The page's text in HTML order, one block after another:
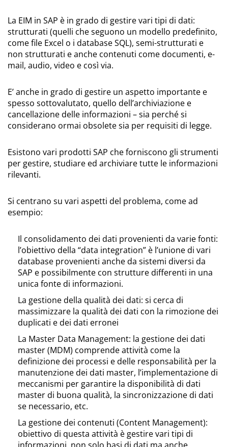
La EIM in SAP è in grado di gestire vari tipi di dati:
strutturati (quelli che seguono un modello predefinito,
come file Excel o i database SQL), semi-strutturati e
non strutturati e anche contenuti come documenti, e-
mail, audio, video e così via.
E’ anche in grado di gestire un aspetto importante e
spesso sottovalutato, quello dell’archiviazione e
cancellazione delle informazioni – sia perché si
considerano ormai obsolete sia per requisiti di legge.
Esistono vari prodotti SAP che forniscono gli strumenti
per gestire, studiare ed archiviare tutte le informazioni
rilevanti.
Si centrano su vari aspetti del problema, come ad
esempio:
Il consolidamento dei dati provenienti da varie fonti:
l’obiettivo della “data integration” è l’unione di vari
database provenienti anche da sistemi diversi da
SAP e possibilmente con strutture differenti in una
unica fonte di informazioni.
La gestione della qualità dei dati: si cerca di
massimizzare la qualità dei dati con la rimozione dei
duplicati e dei dati erronei
La Master Data Management: la gestione dei dati
master (MDM) comprende attività come la
definizione dei processi e delle responsabilità per la
manutenzione dei dati master, l’implementazione di
meccanismi per garantire la disponibilità di dati
master di buona qualità, la sincronizzazione di dati
se necessario, etc.
La gestione dei contenuti (Content Management):
obiettivo di questa attività è gestire vari tipi di